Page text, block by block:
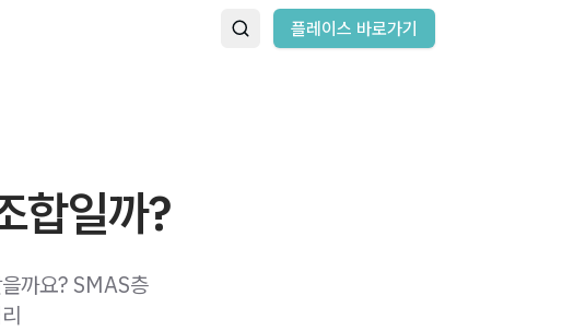
플레이스 바로가기
합일까?
까요? SMAS층